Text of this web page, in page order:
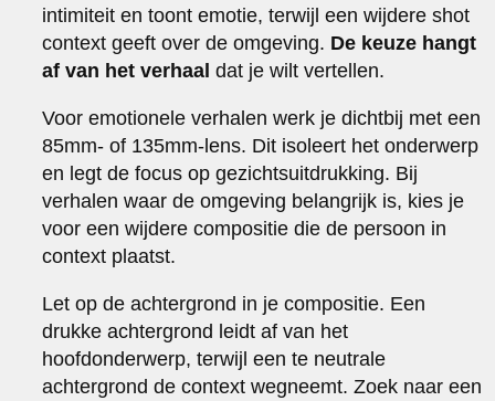
intimiteit en toont emotie, terwijl een wijdere shot
context geeft over de omgeving. De keuze hangt
af van het verhaal dat je wilt vertellen.
Voor emotionele verhalen werk je dichtbij met een
85mm- of 135mm-lens. Dit isoleert het onderwerp
en legt de focus op gezichtsuitdrukking. Bij
verhalen waar de omgeving belangrijk is, kies je
voor een wijdere compositie die de persoon in
context plaatst.
Let op de achtergrond in je compositie. Een
drukke achtergrond leidt af van het
hoofdonderwerp, terwijl een te neutrale
achtergrond de context wegneemt. Zoek naar een